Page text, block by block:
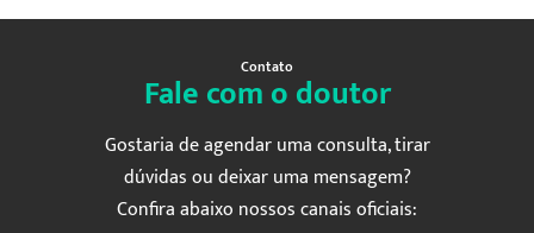
Contato
Fale com o doutor
Gostaria de agendar uma consulta, tirar
dúvidas ou deixar uma mensagem?
Confira abaixo nossos canais oficiais: